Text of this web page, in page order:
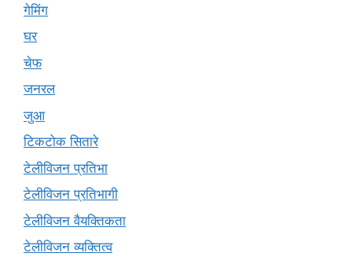
गेमिंग
घर
चेफ
जनरल
जुआ
टिकटोक सितारे
टेलीविजन प्रतिभा
टेलीविजन प्रतिभागी
टेलीविजन वैयक्तिकता
टेलीविजन व्यक्तित्व